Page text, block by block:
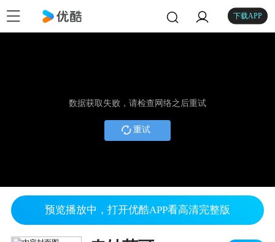
下载APP
数据获取失败，请检查网络之后重试
重试
预览播放中，打开优酷APP看高清完整版